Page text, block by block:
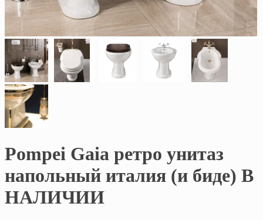
Pompei Gaia ретро унитаз
напольный италия (и биде) В
НАЛИЧИИ